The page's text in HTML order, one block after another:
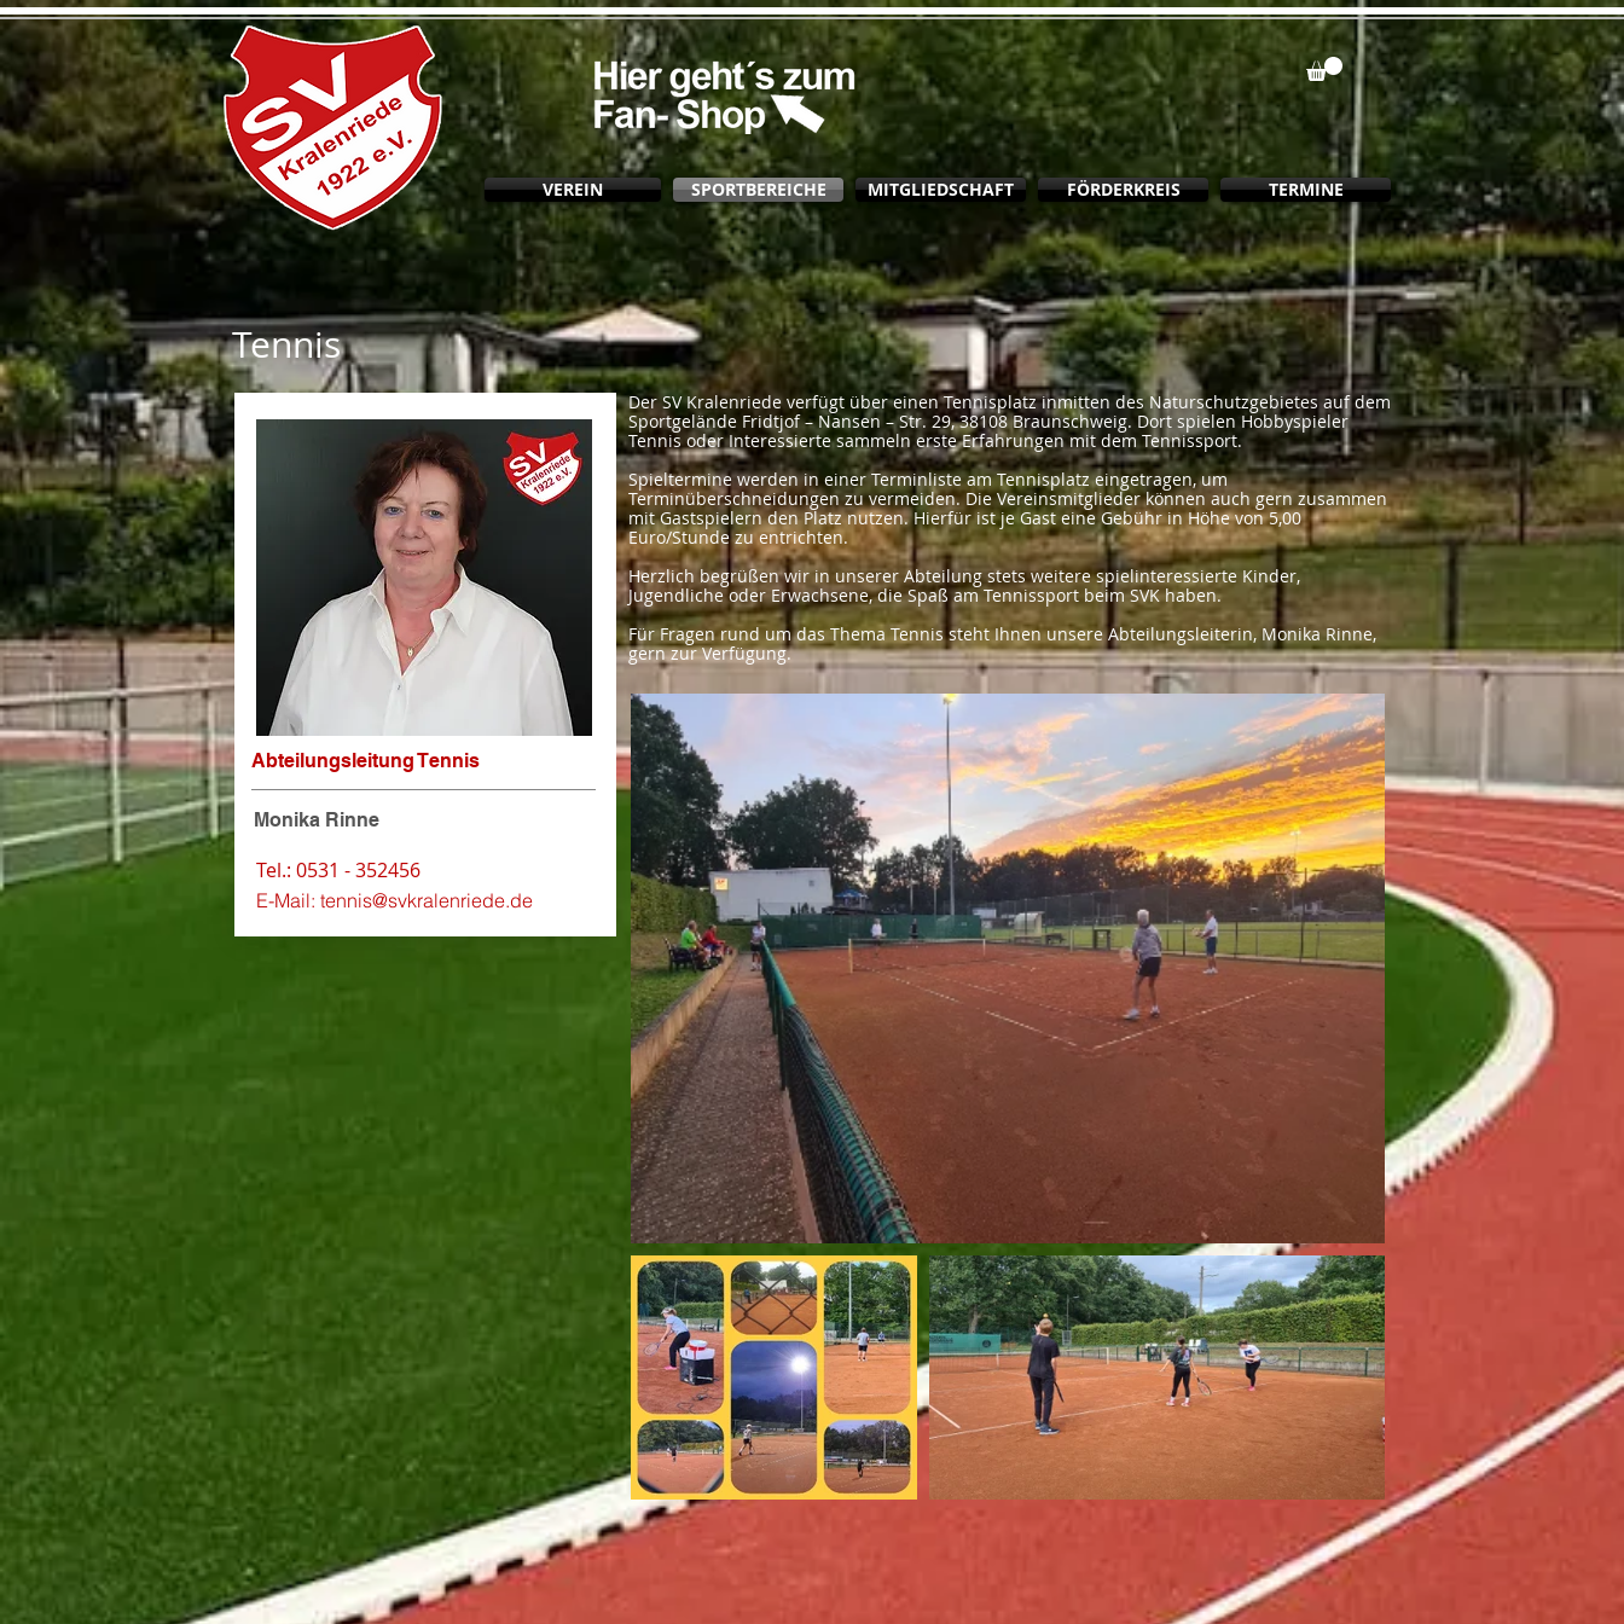
VEREIN SPORTBEREICHE MITGLIEDSCHAFT FÖRDERKREIS TERMINE
Tennis
Abteilungsleitung Tennis
Monika Rinne
Tel.: 0531 - 352456
E-Mail: tennis@svkralenriede.de
Der SV Kralenriede verfügt über einen Tennisplatz inmitten des Naturschutzgebietes auf dem
Sportgelände Fridtjof – Nansen – Str. 29, 38108 Braunschweig. Dort spielen Hobbyspieler
Tennis oder Interessierte sammeln erste Erfahrungen mit dem Tennissport.
Spieltermine werden in einer Terminliste am Tennisplatz eingetragen, um
Terminüberschneidungen zu vermeiden. Die Vereinsmitglieder können auch gern zusammen
mit Gastspielern den Platz nutzen. Hierfür ist je Gast eine Gebühr in Höhe von 5,00
Euro/Stunde zu entrichten.
Herzlich begrüßen wir in unserer Abteilung stets weitere spielinteressierte Kinder,
Jugendliche oder Erwachsene, die Spaß am Tennissport beim SVK haben.
Für Fragen rund um das Thema Tennis steht Ihnen unsere Abteilungsleiterin, Monika Rinne,
gern zur Verfügung.